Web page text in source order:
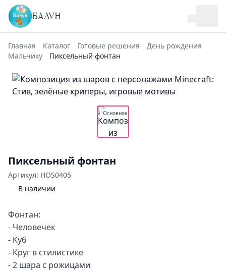
БАЛУН
Главная Каталог Готовые решения
День рождения
Мальчику
Пиксельный фонтан
Основное
Пиксельный фонтан
Артикул: HOS0405
В наличии
Фонтан:
- Человечек
- Куб
- Круг в стилистике
- 2 шара с рожицами